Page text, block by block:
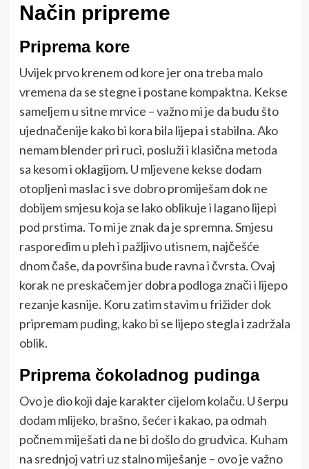
Način pripreme
Priprema kore
Uvijek prvo krenem od kore jer ona treba malo
vremena da se stegne i postane kompaktna. Kekse
sameljem u sitne mrvice – važno mi je da budu što
ujednačenije kako bi kora bila lijepa i stabilna. Ako
nemam blender pri ruci, posluži i klasična metoda
sa kesom i oklagijom. U mljevene kekse dodam
otopljeni maslac i sve dobro promiješam dok ne
dobijem smjesu koja se lako oblikuje i lagano lijepi
pod prstima. To mi je znak da je spremna. Smjesu
rasporedim u pleh i pažljivo utisnem, najčešće
dnom čaše, da površina bude ravna i čvrsta. Ovaj
korak ne preskačem jer dobra podloga znači i lijepo
rezanje kasnije. Koru zatim stavim u frižider dok
pripremam puding, kako bi se lijepo stegla i zadržala
oblik.
Priprema čokoladnog pudinga
Ovo je dio koji daje karakter cijelom kolaču. U šerpu
dodam mlijeko, brašno, šećer i kakao, pa odmah
počnem miješati da ne bi došlo do grudvica. Kuham
na srednjoj vatri uz stalno miješanje – ovo je važno